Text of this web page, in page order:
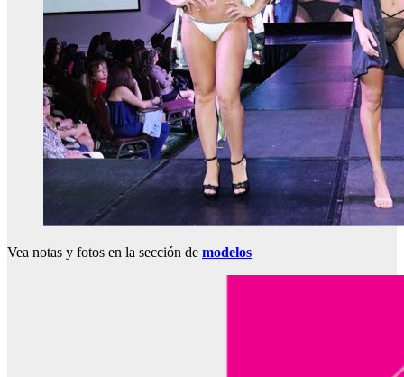
Vea notas y fotos en la sección de modelos